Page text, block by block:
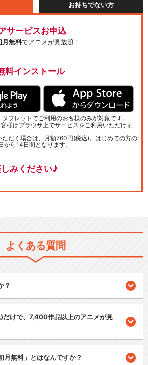
お持ちでない方
サービスお申込
月無料でアニメが見放題！
料インストール
ブレットでご利用のお客様のみが対象です。
様はブラウザ上でサービスをご利用いただけま
ただく場合は、月額760円(税込)、はじめての方の
から14日間となります。
みください♪
よくある質問
？
けで、7,400作品以上のアニメが見
月無料」とはなんですか？